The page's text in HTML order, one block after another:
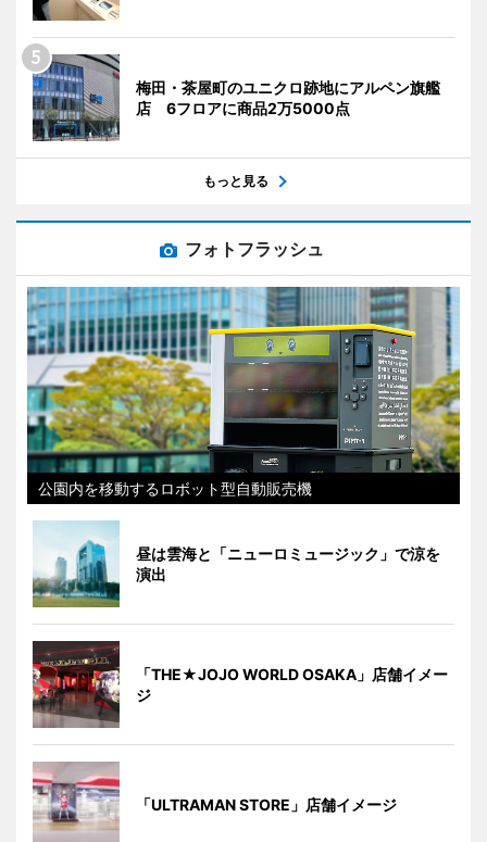
梅田・茶屋町のユニクロ跡地にアルペン旗艦
店 6フロアに商品2万5000点
もっと見る
フォトフラッシュ
公園内を移動するロボット型自動販売機
昼は雲海と「ニューロミュージック」で涼を
演出
「THE★JOJO WORLD OSAKA」店舗イメー
ジ
「ULTRAMAN STORE」店舗イメージ